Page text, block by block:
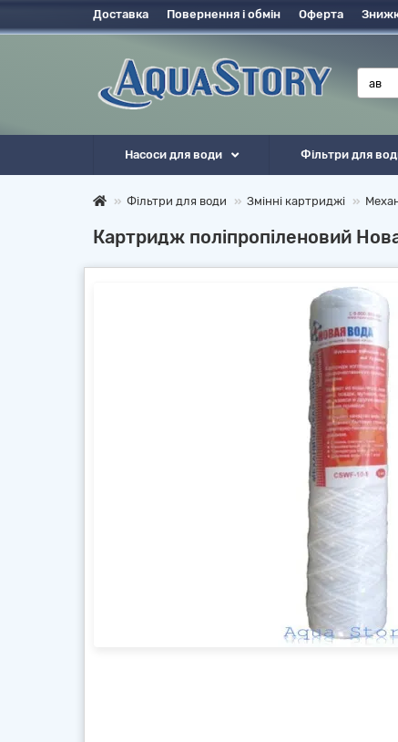
Доставка Повернення і обмін Оферта
Насоси для води Фільтри для
Фільтри для води Змінні картриджі
Картридж поліпропіленовий